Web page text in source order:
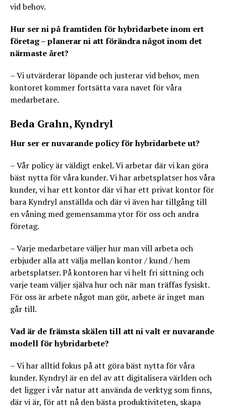
vid behov.
Hur ser ni på framtiden för hybridarbete inom ert
företag – planerar ni att förändra något inom det
närmaste året?
– Vi utvärderar löpande och justerar vid behov, men
kontoret kommer fortsätta vara navet för våra
medarbetare.
Beda Grahn, Kyndryl
Hur ser er nuvarande policy för hybridarbete ut?
– Vår policy är väldigt enkel. Vi arbetar där vi kan göra
bäst nytta för våra kunder. Vi har arbetsplatser hos våra
kunder, vi har ett kontor där vi har ett privat kontor för
bara Kyndryl anställda och där vi även har tillgång till
en våning med gemensamma ytor för oss och andra
företag.
– Varje medarbetare väljer hur man vill arbeta och
erbjuder alla att välja mellan kontor / kund / hem
arbetsplatser. På kontoren har vi helt fri sittning och
varje team väljer själva hur och när man träffas fysiskt.
För oss är arbete något man gör, arbete är inget man
går till.
Vad är de främsta skälen till att ni valt er nuvarande
modell för hybridarbete?
– Vi har alltid fokus på att göra bäst nytta för våra
kunder. Kyndryl är en del av att digitalisera världen och
det ligger i vår natur att använda de verktyg som finns,
där vi är, för att nå den bästa produktiviteten, skapa